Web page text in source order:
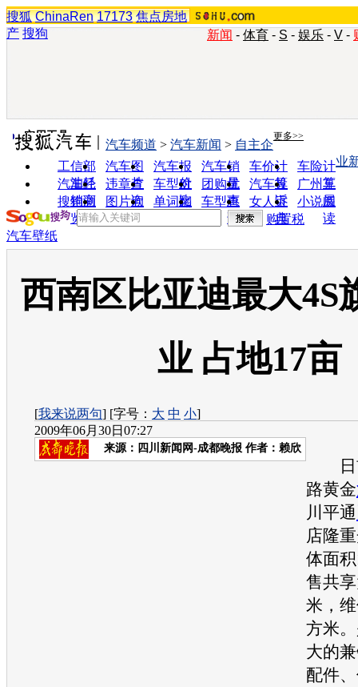
搜狐 ChinaRen 17173 焦点房地
产 搜狗 新闻 - 体育 - S - 娱乐 - V -
实用工具 更多>>
工信部
油耗
汽车图
片
汽车报
价
汽车销
量
车价计
算
车险计
算
汽车经
销商
违章查
询
车型对
比
团购优
惠
汽车投
诉
广州车
展
搜狗浏
览器
图片欣
赏
单词翻
车型查
询
女人宝
典
小说阅
读
汽车频道 > 汽车新闻 > 自主企
业
购置税
汽车壁纸
西南区比亚迪最大4S
业 占地17亩
[我来说两句] [字号： 大 中 小]
2009年06月30日07:27
来源： 四川新闻网-成都晚报 作者：赖欣
日
路黄金
川平通
店隆
体面
售共
米，
方米
大的
配件